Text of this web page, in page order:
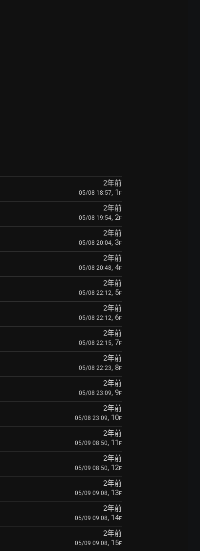
2年前
05/08 18:57, 1 F
2年前
05/08 19:54, 2F
2年前
05/08 20:04, 3F
2年前
05/08 20:48, 4F
2年前
05/08 22:12, 5F
2年前
05/08 22:12, 6F
2年前
05/08 22:15, 7F
2年前
05/08 22:23, 8F
2年前
05/08 23:09, 9F
2年前
05/08 23:09, 10F
2年前
05/09 08:50, 11 F
2年前
05/09 08:50, 12F
2年前
05/09 09:08, 13F
2年前
05/09 09:08, 14F
2年前
05/09 09:08, 15F